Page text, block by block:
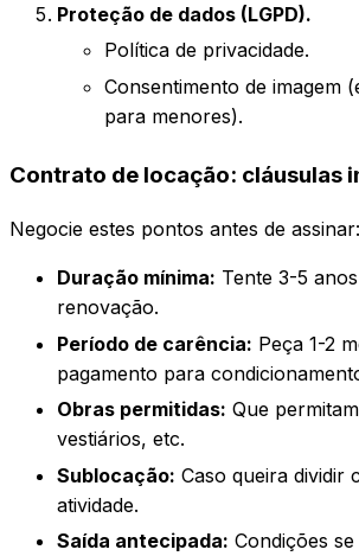
Proteção de dados (LGPD).
Política de privacidade.
Consentimento de imagem
para menores).
Contrato de locação: cláusulas
Negocie estes pontos antes de assinar:
Duração mínima: Tente 3-5
renovação.
Período de carência: Peça 1-2
pagamento para
Obras permitidas: Que
vestiários, etc.
Sublocação: Caso queira dividir
atividade.
Saída antecipada: Condições